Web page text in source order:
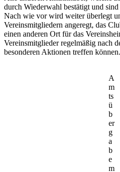
durch Wiederwahl bestätigt und
Nach wie vor wird weiter überlegt
Vereinsmitgliedern angeregt, das
einen anderen Ort für das
Vereinsmitglieder regelmäßig nach
besonderen Aktionen treffen können.
A
m
ts
ü
b
er
g
a
b
e
m